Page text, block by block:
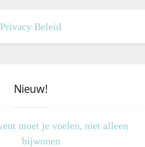
Privacy Beleid
Nieuw!
moet je voelen, niet alleen
bijwonen